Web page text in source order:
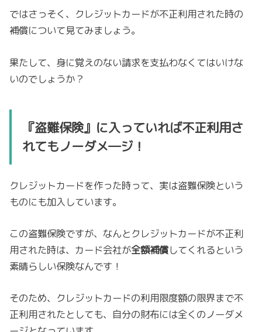
ではさっそく、クレジットカードが不正利用された時の
補償について見てみましょう。
果たして、身に覚えのない請求を支払わなくてはいけな
いのでしょうか？
『盗難保険』に入っていれば不正利用さ
れてもノーダメ―ジ！
クレジットカードを作った時って、実は盗難保険という
ものにも加入しています。
この盗難保険ですが、なんとクレジットカードが不正利
用された時は、カード会社が全額補償してくれるという
素晴らしい保険なんです！
そのため、クレジットカードの利用限度額の限界まで不
正利用されたとしても、自分の財布には全くのノーダメ